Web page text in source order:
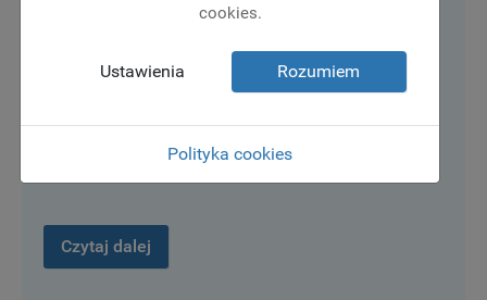
Wydarzenia
situs gacor 31 maja grupa uczniów wraz z
opiekunami wzięła udział w XXIII Regionalnym
wypoczynku i turystyki...
Czytaj dalej
cookies.
Ustawienia Rozumiem
Polityka cookies